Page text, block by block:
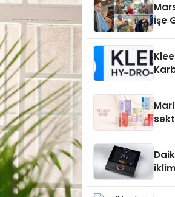
İşe
Aldı